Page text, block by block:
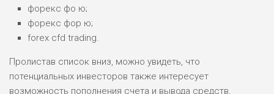
форекс фо ю;
форекс фор ю;
forex cfd trading.
Пролистав список вниз, можно увидеть, что
потенциальных инвесторов также интересует
возможность пополнения счета и вывода средств,